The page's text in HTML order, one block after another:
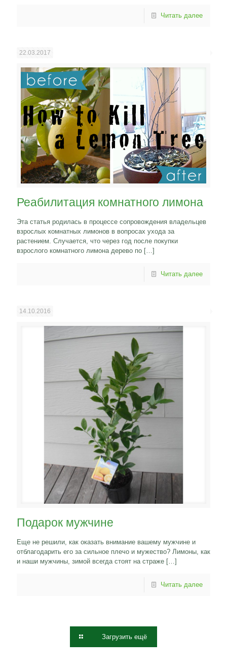
Читать далее
22.03.2017
Реабилитация комнатного лимона
Эта статья родилась в процессе сопровождения владельцев
взрослых комнатных лимонов в вопросах ухода за
растением. Случается, что через год после покупки
взрослого комнатного лимона дерево по […]
Читать далее
14.10.2016
Подарок мужчине
Еще не решили, как оказать внимание вашему мужчине и
отблагодарить его за сильное плечо и мужество? Лимоны, как
и наши мужчины, зимой всегда стоят на страже […]
Читать далее
Загрузить ещё